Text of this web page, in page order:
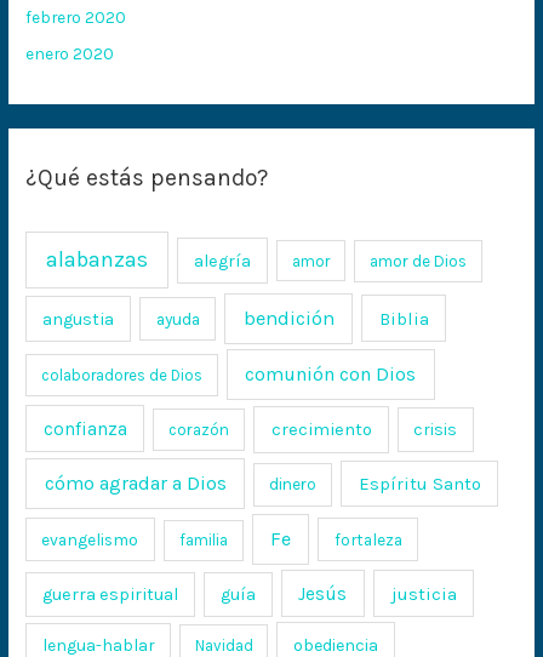
febrero 2020
enero 2020
¿Qué estás pensando?
alabanzas alegría amor amor de Dios
angustia ayuda bendición Biblia
colaboradores de Dios comunión con Dios
confianza corazón crecimiento crisis
cómo agradar a Dios dinero Espíritu Santo
evangelismo familia Fe fortaleza
guerra espiritual guía Jesús justicia
lengua-hablar Navidad obediencia